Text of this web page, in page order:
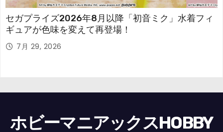
セガプライズ2026年8月以降「初音ミク」水着フィ
ギュアが色味を変えて再登場！
7月 29, 2026
ホビーマニアックスHOBBY